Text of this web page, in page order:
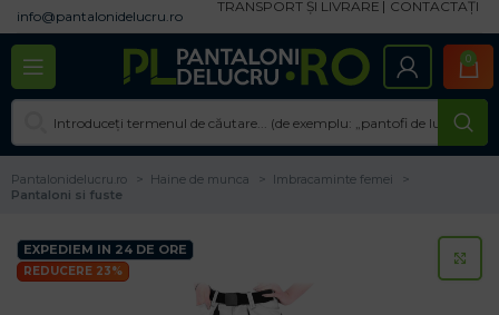
info@pantalonidelucru.ro
TRANSPORT ȘI LIVRARE CONTACTAȚI
0
Pantalonidelucru.ro Haine de munca
Imbracaminte femei
Pantaloni si fuste
EXPEDIEM IN 24 DE ORE
REDUCERE 23%